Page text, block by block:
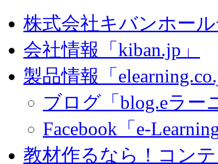
株式会社キバンホー
会社情報「kiban.jp」
製品情報「
ブログ「blog.eラー
Facebook「e-
教材作るなら！コン